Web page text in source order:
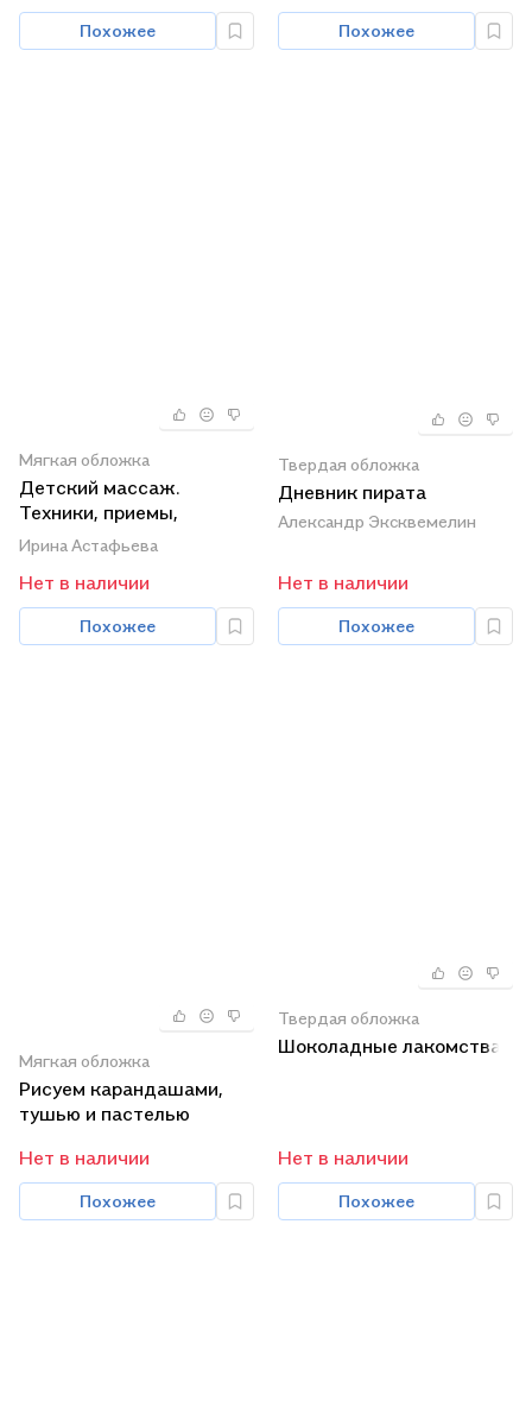
Похожее Похожее
Мягкая обложка
Детский массаж.
Техники, приемы,
рекомендации
Ирина Астафьева
Нет в наличии
Похожее
Твердая обложка
Дневник пирата
Александр Эксквемелин
Нет в наличии
Похожее
Мягкая обложка
Рисуем карандашами,
тушью и пастелью
Нет в наличии
Похожее
Твердая обложка
Шоколадные лакомства
Нет в наличии
Похожее